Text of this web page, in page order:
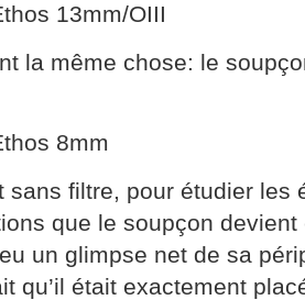
13mm/OIII
la même chose: le
8mm
sans filtre, pour étudier
que le soupçon
un glimpse net de sa
qu’il était exactement